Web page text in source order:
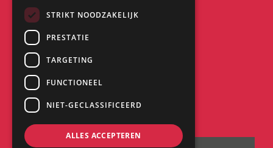
Kantoor:
Saturnus 8
8448 CC Heerenveen
STRIKT NOODZAKELIJK
PRESTATIE
TARGETING
FUNCTIONEEL
NIET-GECLASSIFICEERD
ALLES ACCEPTEREN